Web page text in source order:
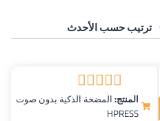
تم التقييم
5.00من 5
المنتج:المضخة الذكية بدون صوت
HPRESS